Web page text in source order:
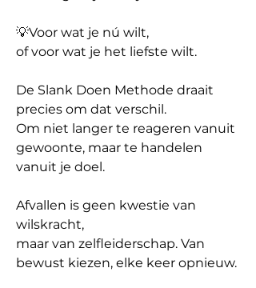
💡Voor wat je nú wilt,
of voor wat je het liefste wilt.
De Slank Doen Methode draait
precies om dat verschil.
Om niet langer te reageren vanuit
gewoonte, maar te handelen
vanuit je doel.
Afvallen is geen kwestie van
wilskracht,
maar van zelfleiderschap. Van
bewust kiezen, elke keer opnieuw.